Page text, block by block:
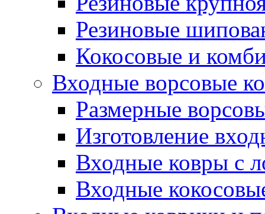
Резиновые
Кокосовые и
Входные ворсовые
Размерные
Изготовление
Входные ковры с
Входные